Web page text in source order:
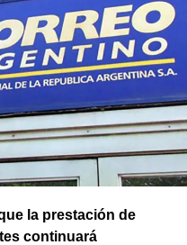
la prestación de
continuará